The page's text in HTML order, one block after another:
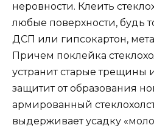
неровности. Клеить
любые поверхности, будь
ДСП или гипсокартон,
Причем поклейка
устранит старые трещины
защитит от образования
армированный
выдерживает усадку